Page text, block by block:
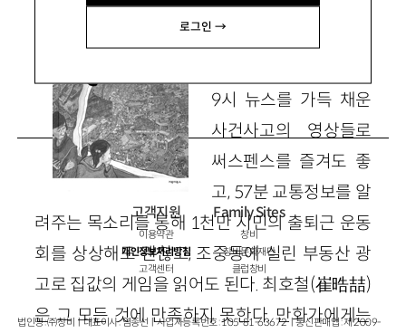
로그인 →
9시 뉴스를 가득 채운
사건사고의 영상들로
써스펜스를 즐겨도 좋
고, 57분 교통정보를 알
려주는 목소리를 통해 1천만 시민의 출퇴근 운동
회를 상상해도 괜찮고, 조중동에 실린 부동산 광
고로 집값의 게임을 읽어도 된다. 최호철(崔晧喆)
은 그 모든 것에 만족하지 못한다. 만화가에게는
고객지원
이용약관
개인정보처리방침
고객센터
Family Sites
창비
창비문화재단
클럽창비
법인명 : ㈜창비ㅣ대표이사 : 염종선ㅣ사업자등록번호 : 105-81-63672ㅣ통신판매업 : 제 2009-